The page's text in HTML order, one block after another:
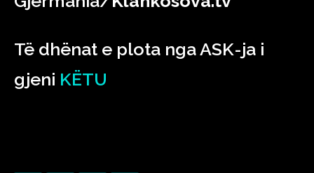
Të dhënat e plota nga ASK-ja i
gjeni KËTU